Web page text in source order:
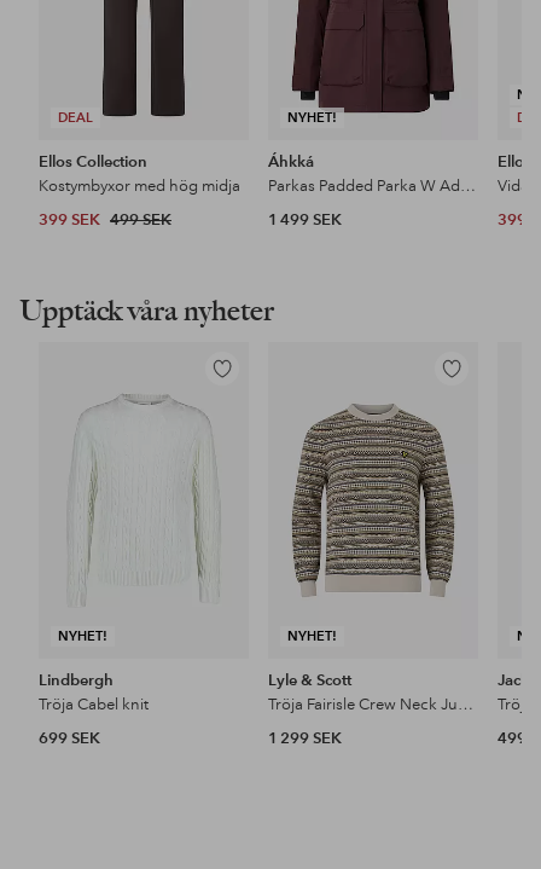
DEAL
Ellos Collection
Kostymbyxor med hög midja
399 SEK 499 SEK
NYHET!
Áhkká
Parkas Padded Parka W Adjustable Waist
1 499 SEK
Ellos
399
Upptäck våra nyheter
NYHET!
Lägg
i
Lindbergh
Tröja Cabel knit
699 SEK
NYHET!
Lägg
i
favoriter
Lyle & Scott
Tröja Fairisle Crew Neck Jumper
1 299 SEK
Jack
499